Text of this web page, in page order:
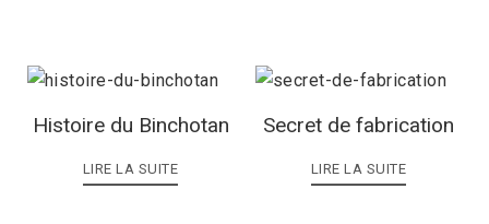
Histoire du Binchotan
LIRE LA SUITE
Secret de fabrication
LIRE LA SUITE